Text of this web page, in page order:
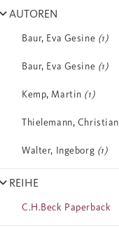
AUTOREN
Baur, Eva Gesine (1)
Baur, Eva Gesine (1)
Kemp, Martin (1)
Thielemann, Christian
Walter, Ingeborg (1)
REIHE
C.H.Beck Paperback